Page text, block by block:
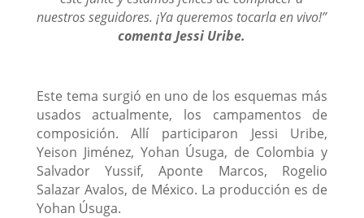
nuestros seguidores. ¡Ya queremos tocarla en vivo!”
comenta Jessi Uribe.
Este tema surgió en uno de los esquemas más
usados actualmente, los campamentos de
composición. Allí participaron Jessi Uribe,
Yeison Jiménez, Yohan Úsuga, de Colombia y
Salvador Yussif, Aponte Marcos, Rogelio
Salazar Avalos, de México. La producción es de
Yohan Úsuga.